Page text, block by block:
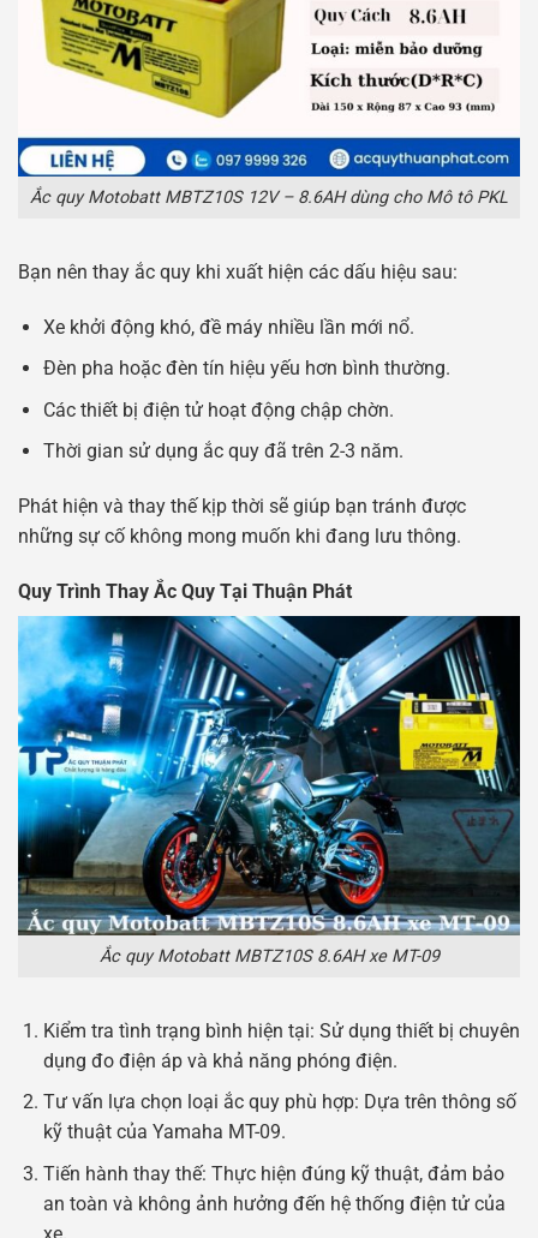
Ắc quy Motobatt MBTZ10S 12V – 8.6AH dùng cho Mô tô PKL
Bạn nên thay ắc quy khi xuất hiện các dấu hiệu sau:
Xe khởi động khó, đề máy nhiều lần mới nổ.
Đèn pha hoặc đèn tín hiệu yếu hơn bình thường.
Các thiết bị điện tử hoạt động chập chờn.
Thời gian sử dụng ắc quy đã trên 2-3 năm.
Phát hiện và thay thế kịp thời sẽ giúp bạn tránh được
những sự cố không mong muốn khi đang lưu thông.
Quy Trình Thay Ắc Quy Tại Thuận Phát
Ắc quy Motobatt MBTZ10S 8.6AH xe MT-09
Kiểm tra tình trạng bình hiện tại: Sử dụng thiết bị chuyên
dụng đo điện áp và khả năng phóng điện.
Tư vấn lựa chọn loại ắc quy phù hợp: Dựa trên thông số
kỹ thuật của Yamaha MT-09.
Tiến hành thay thế: Thực hiện đúng kỹ thuật, đảm bảo
an toàn và không ảnh hưởng đến hệ thống điện tử của